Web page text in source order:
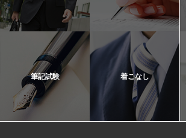
筆記試験 着こなし